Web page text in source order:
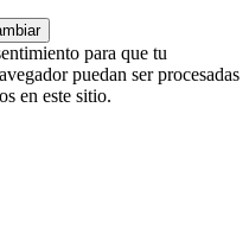
para que tu
puedan ser procesadas
en este sitio.